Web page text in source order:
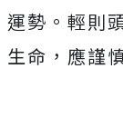
運勢。輕則
生命，應謹